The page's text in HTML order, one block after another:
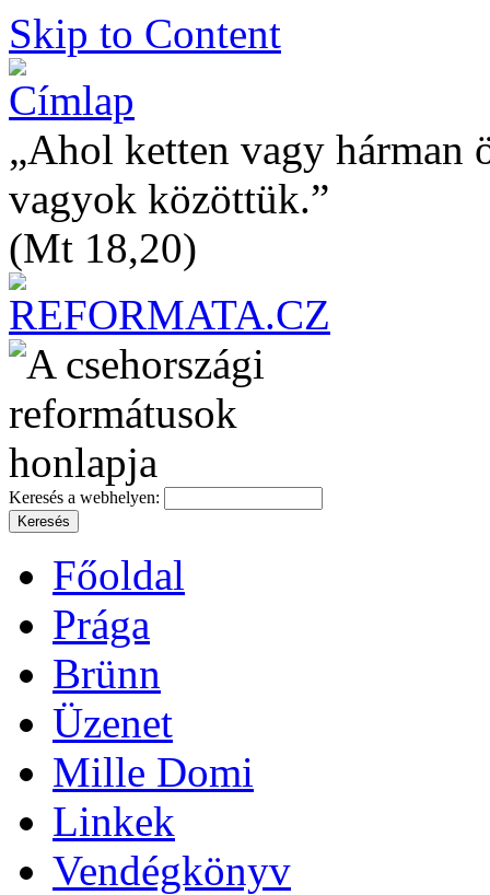
Skip to Content
„Ahol ketten vagy hárman
vagyok közöttük.”
(Mt 18,20)
Keresés a webhelyen:
Főoldal
Prága
Brünn
Üzenet
Mille Domi
Linkek
Vendégkönyv